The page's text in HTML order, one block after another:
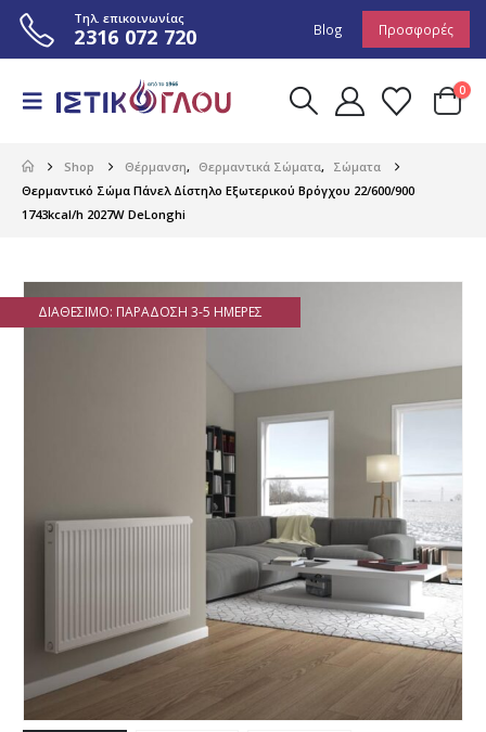
Τηλ. επικοινωνίας
2316 072 720 Blog Προσφορές
0
Shop Θέρμανση, Θερμαντικά Σώματα, Σώματα
Θερμαντικό Σώμα Πάνελ Δίστηλο Εξωτερικού Βρόγχου 22/600/900
1743kcal/h 2027W DeLonghi
ΔΙΑΘΈΣΙΜΟ: ΠΑΡΆΔΟΣΗ 3-5 ΗΜΈΡΕΣ